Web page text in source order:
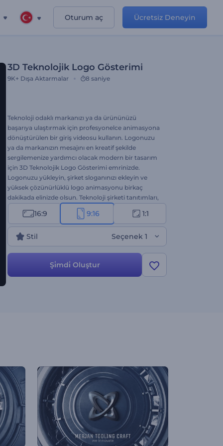
Oturum aç Ücretsiz Deneyin
3D Teknolojik Logo Gösterimi
9K+ Dışa Aktarmalar 8 saniye
Teknoloji odaklı markanızı ya da ürününüzü
başarıya ulaştırmak için profesyonelce animasyona
dönüştürülen bir giriş videosu kullanın. Logonuzu
ya da markanızın mesajını en kreatif şekilde
sergilemenize yardımcı olacak modern bir tasarım
için 3D Teknolojik Logo Gösterimi emrinizde.
Logonuzu yükleyin, şirket sloganınızı ekleyin ve
yüksek çözünürlüklü logo animasyonu birkaç
dakikada elinizde olsun. Teknoloji şirketi tanıtımları,
marka ya da ürün duyuruları gibi çeşitli kreatif
projeler için biçilmiş kaftan. Hemen şimdi deneyin!
16:9 9:16 1:1
Stil Seçenek 1
Şi̇mdi̇ Oluştur